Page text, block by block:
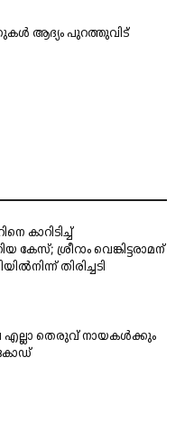
ആദ്യം പുറത്തുവിട്
കാറിടിച്ച്
കേസ്; ശ്രീറാം വെങ്കിട്ടരാമന്
തിരിച്ചടി
തെരുവ് നായകൾക്കും